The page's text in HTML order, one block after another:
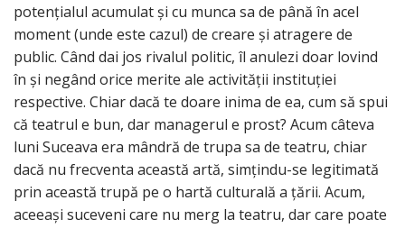
potențialul acumulat și cu munca sa de până în acel
moment (unde este cazul) de creare și atragere de
public. Când dai jos rivalul politic, îl anulezi doar lovind
în și negând orice merite ale activității instituției
respective. Chiar dacă te doare inima de ea, cum să spui
că teatrul e bun, dar managerul e prost? Acum câteva
luni Suceava era mândră de trupa sa de teatru, chiar
dacă nu frecventa această artă, simțindu-se legitimată
prin această trupă pe o hartă culturală a țării. Acum,
aceeași suceveni care nu merg la teatru, dar care poate